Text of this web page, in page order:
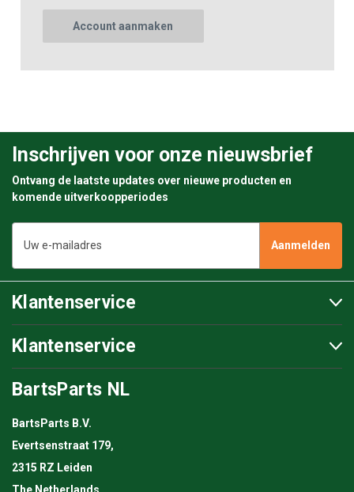
Account aanmaken
Inschrijven voor onze nieuwsbrief
Ontvang de laatste updates over nieuwe producten en
komende uitverkoopperiodes
mailadres
Klantenservice
Klantenservice
BartsParts NL
BartsParts B.V.
Evertsenstraat 179,
2315 RZ Leiden